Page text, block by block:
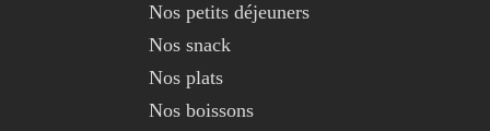
Nos petits déjeuners
Nos snack
Nos plats
Nos boissons